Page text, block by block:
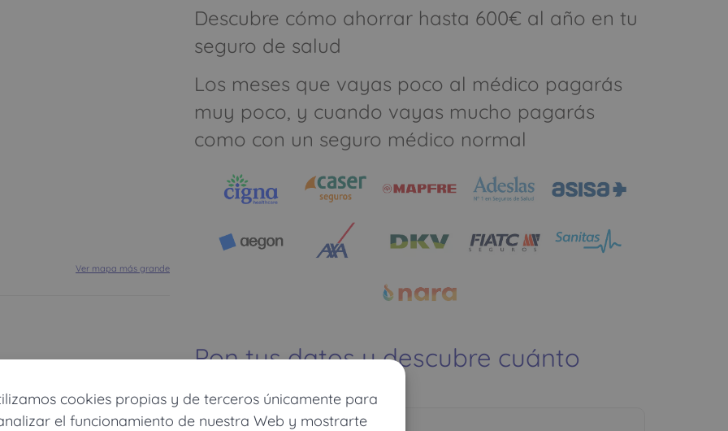
cookies propias y de terceros únicamente para
el funcionamiento de nuestra Web y mostrarte
Ver mapa más grande
Descubre cómo ahorrar hasta 600€ al año en tu
seguro de salud
Los meses que vayas poco al médico pagarás
muy poco, y cuando vayas mucho pagarás
como con un seguro médico normal
Pon tus datos y descubre cuánto
dinero ahorrarías